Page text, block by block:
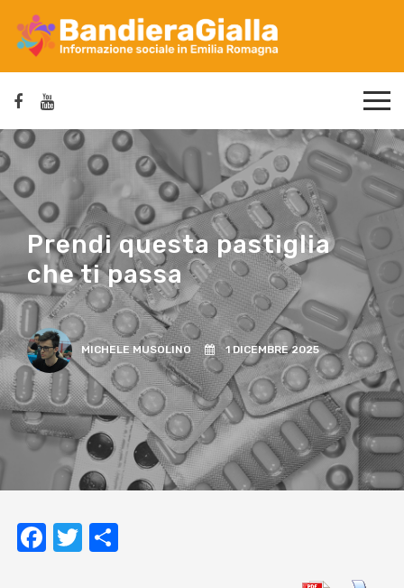
Prendi questa pastiglia
che ti passa
MICHELE MUSOLINO 1 DICEMBRE 2025
Facebook
Twitter